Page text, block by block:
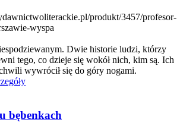
produkt/3457/profesor-
wyspa
Dwie historie ludzi, którzy
tego, co dzieje się wokół nich, kim są. Ich
wywrócił się do góry nogami.
bębenkach